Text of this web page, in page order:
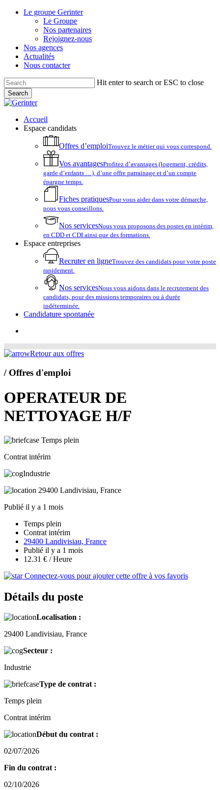
Skip
Le groupe Gerinter
Le Groupe
Nos partenaires
Rejoignez-nous
Nos agences
Actualités
Nous contacter
Hit enter to search or ESC to close
Search
Close
account
Menu
Accueil
Espace candidats
Offres d’emploiTrouvez le métier qui vous correspond.
Vos avantagesProfitez d’avantages (logement, crédits,
garde d’enfants …), d’une offre parrainage et d’un compte
épargne temps.
Fiches pratiquesPour vous aider dans votre démarche,
nous vous conseillons.
Nos servicesNous vous proposons des postes en intérim,
en CDD et CDI ainsi que des formations.
Espace entreprises
Recruter en ligneTrouvez des candidats pour votre poste
rapidement.
Nos servicesNous vous aidons dans le recrutement des
candidats, pour des missions temporaires ou à durée
indéterminée.
Candidature spontanée
Retour aux offres
/ Offres d'emploi
OPERATEUR DE
NETTOYAGE H/F
Temps plein
Contrat intérim
Industrie
29400 Landivisiau, France
Publié il y a 1 mois
Temps plein
Contrat intérim
29400 Landivisiau, France
Publié il y a 1 mois
12.31 € / Heure
Connectez-vous pour ajouter cette offre à vos favoris
Détails du poste
Localisation :
29400 Landivisiau, France
Secteur :
Industrie
Type de contrat :
Temps plein
Contrat intérim
Début du contrat :
02/07/2026
Fin du contrat :
02/10/2026